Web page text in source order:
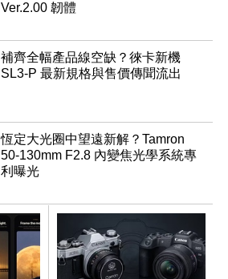
Ver.2.00 韌體
補齊全幅產品線空缺？徠卡新機
SL3-P 最新規格與售價傳聞流出
恆定大光圈中望遠新解？Tamron
50-130mm F2.8 內變焦光學系統專
利曝光